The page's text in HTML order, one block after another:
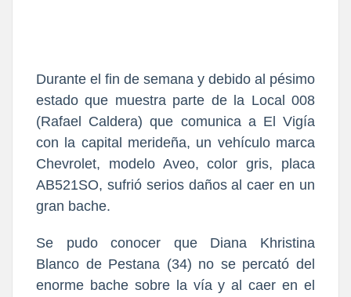
Durante el fin de semana y debido al pésimo
estado que muestra parte de la Local 008
(Rafael Caldera) que comunica a El Vigía
con la capital merideña, un vehículo marca
Chevrolet, modelo Aveo, color gris, placa
AB521SO, sufrió serios daños al caer en un
gran bache.
Se pudo conocer que Diana Khristina
Blanco de Pestana (34) no se percató del
enorme bache sobre la vía y al caer en el